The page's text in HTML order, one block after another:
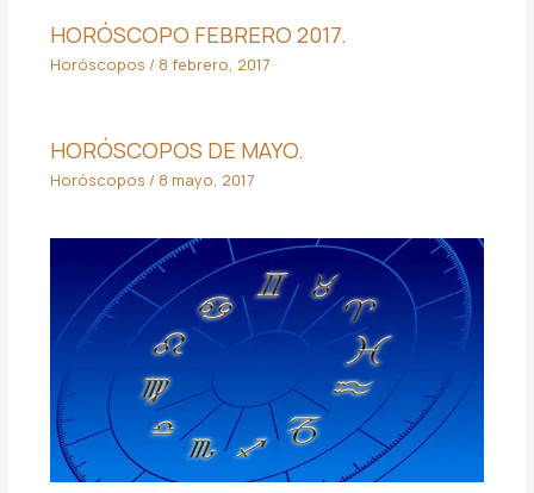
HORÓSCOPO FEBRERO 2017.
Horóscopos / 8 febrero, 2017
HORÓSCOPOS DE MAYO.
Horóscopos / 8 mayo, 2017